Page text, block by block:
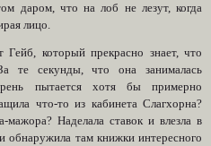
даром, что на лоб не лезут, когда
лицо.
который прекрасно знает, что
те секунды, что она занималась
пытается хотя бы примерно
что-то из кабинета Слагхорна?
Наделала ставок и влезла в
обнаружила там книжки интересного